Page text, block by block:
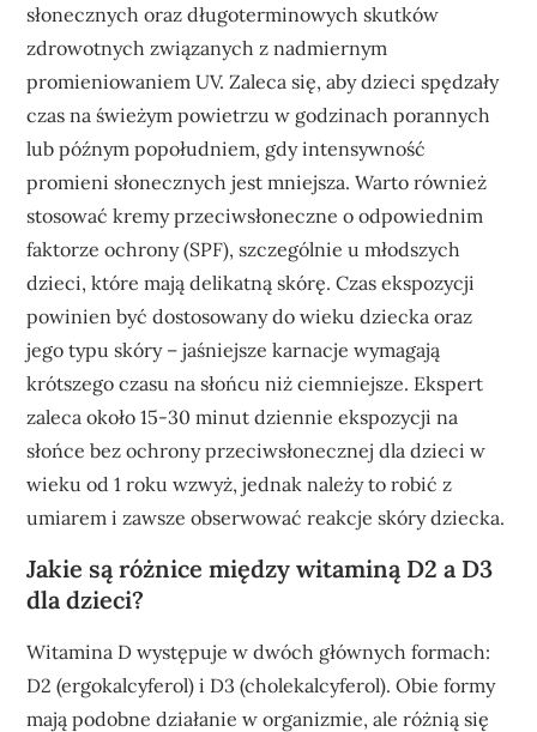
słonecznych oraz długoterminowych skutków
zdrowotnych związanych z nadmiernym
promieniowaniem UV. Zaleca się, aby dzieci spędzały
czas na świeżym powietrzu w godzinach porannych
lub późnym popołudniem, gdy intensywność
promieni słonecznych jest mniejsza. Warto również
stosować kremy przeciwsłoneczne o odpowiednim
faktorze ochrony (SPF), szczególnie u młodszych
dzieci, które mają delikatną skórę. Czas ekspozycji
powinien być dostosowany do wieku dziecka oraz
jego typu skóry – jaśniejsze karnacje wymagają
krótszego czasu na słońcu niż ciemniejsze. Ekspert
zaleca około 15-30 minut dziennie ekspozycji na
słońce bez ochrony przeciwsłonecznej dla dzieci w
wieku od 1 roku wzwyż, jednak należy to robić z
umiarem i zawsze obserwować reakcje skóry dziecka.
Jakie są różnice między witaminą D2 a D3
dla dzieci?
Witamina D występuje w dwóch głównych formach:
D2 (ergokalcyferol) i D3 (cholekalcyferol). Obie formy
mają podobne działanie w organizmie, ale różnią się